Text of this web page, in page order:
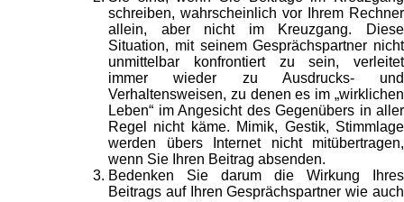
schreiben, wahrscheinlich vor Ihrem Rechner
allein, aber nicht im Kreuzgang. Diese
Situation, mit seinem Gesprächspartner nicht
unmittelbar konfrontiert zu sein, verleitet
immer wieder zu Ausdrucks- und
Verhaltensweisen, zu denen es im „wirklichen
Leben“ im Angesicht des Gegenübers in aller
Regel nicht käme. Mimik, Gestik, Stimmlage
werden übers Internet nicht mitübertragen,
wenn Sie Ihren Beitrag absenden.
Bedenken Sie darum die Wirkung Ihres
Beitrags auf Ihren Gesprächspartner wie auch